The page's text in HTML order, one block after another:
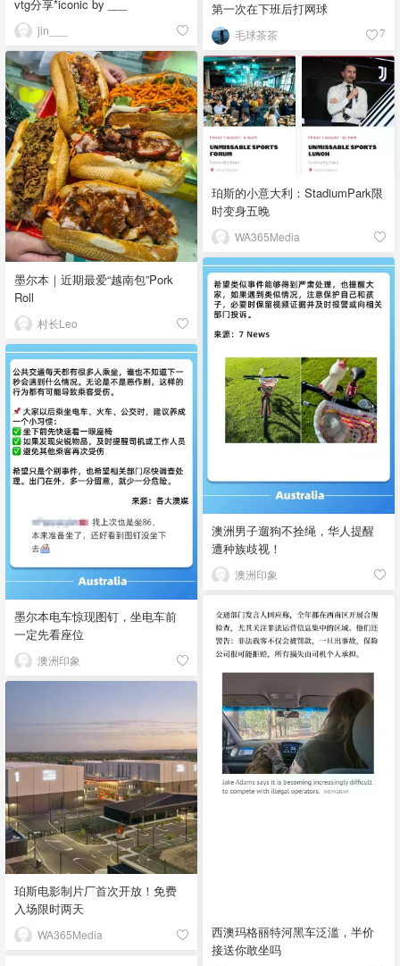
第一次在下班后打网球
毛球茶茶 7
vtg分享*iconic by ___
jin___
墨尔本｜近期最爱“越南包”Pork
Roll
村长Leo
珀斯的小意大利：StadiumPark限
时变身五晚
WA365Media
澳洲男子遛狗不拴绳，华人提醒
遭种族歧视！
澳洲印象
墨尔本电车惊现图钉，坐电车前
一定先看座位
澳洲印象
西澳玛格丽特河黑车泛滥，半价
接送你敢坐吗
珀斯电影制片厂首次开放！免费
入场限时两天
WA365Media